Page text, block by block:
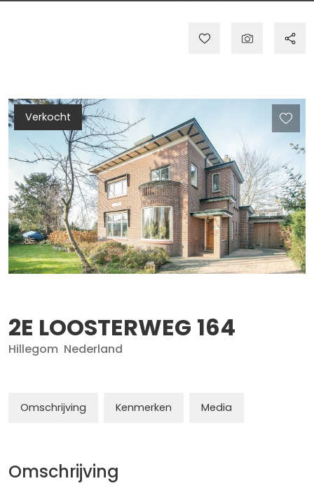
Verkocht
2E LOOSTERWEG 164
Hillegom Nederland
Omschrijving Kenmerken Media
Omschrijving